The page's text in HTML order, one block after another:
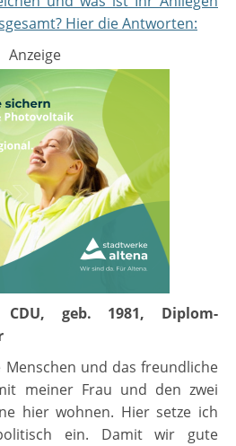
Hier die Antworten:
Anzeige
CDU, geb. 1981, Diplom-
Menschen und das freundliche
meiner Frau und den zwei
hier wohnen. Hier setze ich
ein. Damit wir gute